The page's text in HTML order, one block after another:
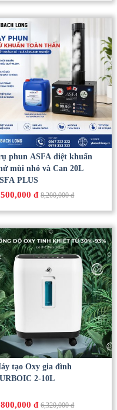
phun ASFA diệt khuẩn
mùi nhỏ và Can 20L
PLUS
đ 8,200,000 đ
tạo Oxy gia đình
2-10L
đ 6,320,000 đ